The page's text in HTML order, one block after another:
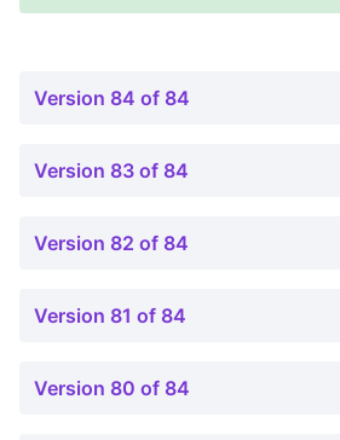
Version 84 of 84
Version 83 of 84
Version 82 of 84
Version 81 of 84
Version 80 of 84